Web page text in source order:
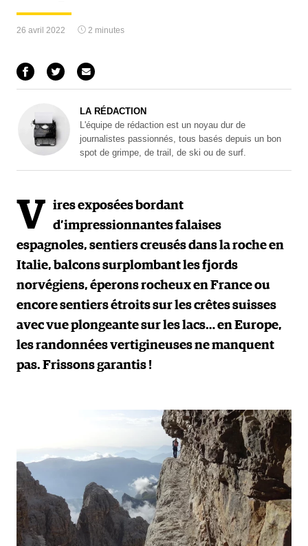
26 avril 2022 2 minutes
LA RÉDACTION
L'équipe de rédaction est un noyau dur de
journalistes passionnés, tous basés depuis un bon
spot de grimpe, de trail, de ski ou de surf.
V ires exposées bordant
d’impressionnantes falaises
espagnoles, sentiers creusés dans la roche en
Italie, balcons surplombant les fjords
norvégiens, éperons rocheux en France ou
encore sentiers étroits sur les crêtes suisses
avec vue plongeante sur les lacs… en Europe,
les randonnées vertigineuses ne manquent
pas. Frissons garantis !